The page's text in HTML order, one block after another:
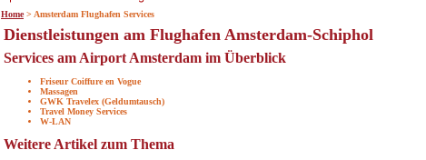
Dienstleistungen am Flughafen Amsterdam-Schiphol
Services am Airport Amsterdam im Überblick
Friseur Coiffure en Vogue
Massagen
GWK Travelex (Geldumtausch)
Travel Money Services
W-LAN
Weitere Artikel zum Thema
Home > Amsterdam Flughafen Services